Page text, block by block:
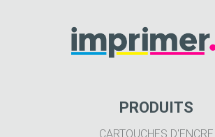
PRODUITS
CARTOUCHES D'ENCRE